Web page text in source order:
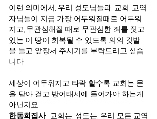
이런 의미에서, 우리 성도님들과, 교회, 교역
자님들이 지금 가장 어두워질때로 어두워
지고, 무관심해질 때로 무관심한 죄를 짓고
있는 이 땅이 회복될 수 있도록 의의 깃발
을 들고 앞장서 주시기를 부탁드리고 싶습
니다.
세상이 어두워지고 타락 할수록 교회는 문
을 닫아 걸고 방어태세에 들어가야 하는게
아닌지요!
한동희집사:  교회는, 성도는, 우리 모든 교역